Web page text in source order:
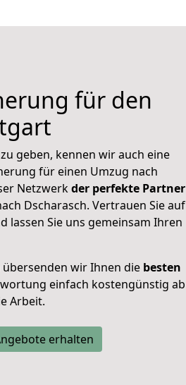
für den
geben, kennen wir auch eine
für einen Umzug nach
Netzwerkder perfekte Partner
Dscharasch. Vertrauen Sie auf
lassen Sie uns gemeinsam Ihren
wir Ihnen die besten
einfach kostengünstig ab
Arbeit.
erhalten